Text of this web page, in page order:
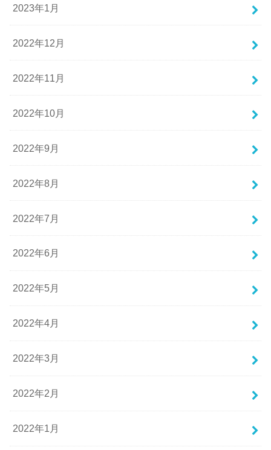
2023年1月
2022年12月
2022年11月
2022年10月
2022年9月
2022年8月
2022年7月
2022年6月
2022年5月
2022年4月
2022年3月
2022年2月
2022年1月